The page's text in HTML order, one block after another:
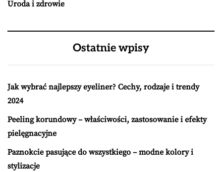
Uroda i zdrowie
Ostatnie wpisy
Jak wybrać najlepszy eyeliner? Cechy, rodzaje i trendy
2024
Peeling korundowy – właściwości, zastosowanie i efekty
pielęgnacyjne
Paznokcie pasujące do wszystkiego – modne kolory i
stylizacje